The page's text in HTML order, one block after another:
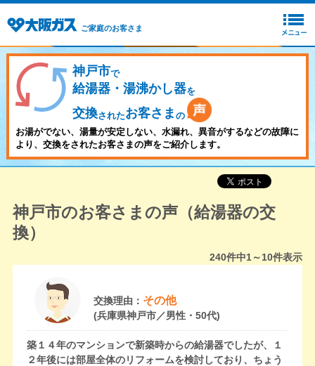
ご家庭のお客さま
神戸市で
給湯器・湯沸かし器を
交換されたお客さま の
お湯がでない、湯量が安定しない、水漏れ、異音がするなどの故障に
より、交換をされたお客さまの声をご紹介します。
神戸市のお客さまの声（給湯器の交
換）
240件中1～10件表示
交換理由： その他
(兵庫県神戸市／男性・50代)
築１４年のマンションで新築時からの給湯器でしたが、１
２年後には部屋全体のリフォームを検討しており、ちょう